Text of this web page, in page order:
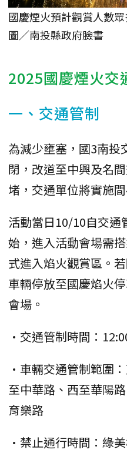
國慶煙火預計觀賞人數
圖／南投縣政府臉書
2025國慶煙火交
一、交通管制
為減少壅塞，國3南投
閉，改道至中興及名
堵，交通單位將實施
活動當日10/10自交通
始，進入活動會場需
式進入焰火觀賞區。
車輛停放至國慶焰火
會場。
•交通管制時間：
•車輛交通管制範圍
至中華路、西至華陽
育樂路
•禁止通行時間：綠